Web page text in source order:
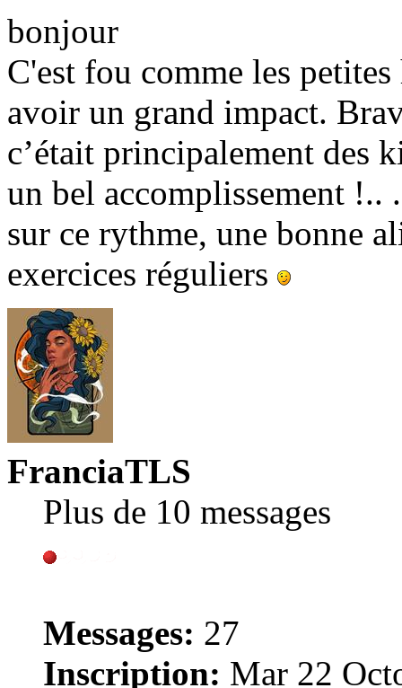
bonjour
C'est fou comme les
avoir un grand impact.
c’était principalement des
un bel accomplissement
sur ce rythme, une bonne
exercices réguliers
FranciaTLS
Plus de 10 messages
Messages: 27
Inscription: Mar 22